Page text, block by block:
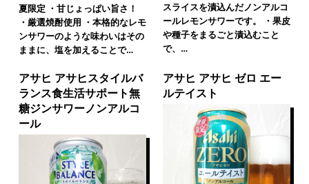
夏限定 ・甘じょっぱい旨さ！
・厳選焼酎使用 ・本格的なレモ
ンサワーのような味わいはその
ままに、塩を加えることで…
スライスを漬込んだノンアルコ
ールレモンサワーです。 ・果皮
や種子をまるごと漬込むこと
で、…
アサヒ アサヒスタイルバ
ランス食生活サポート無
糖ジンサワーノンアルコ
ール
アサヒ アサヒ ゼロ エー
ルテイスト